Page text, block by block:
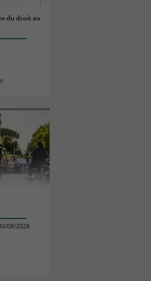
du droit au
08/2026